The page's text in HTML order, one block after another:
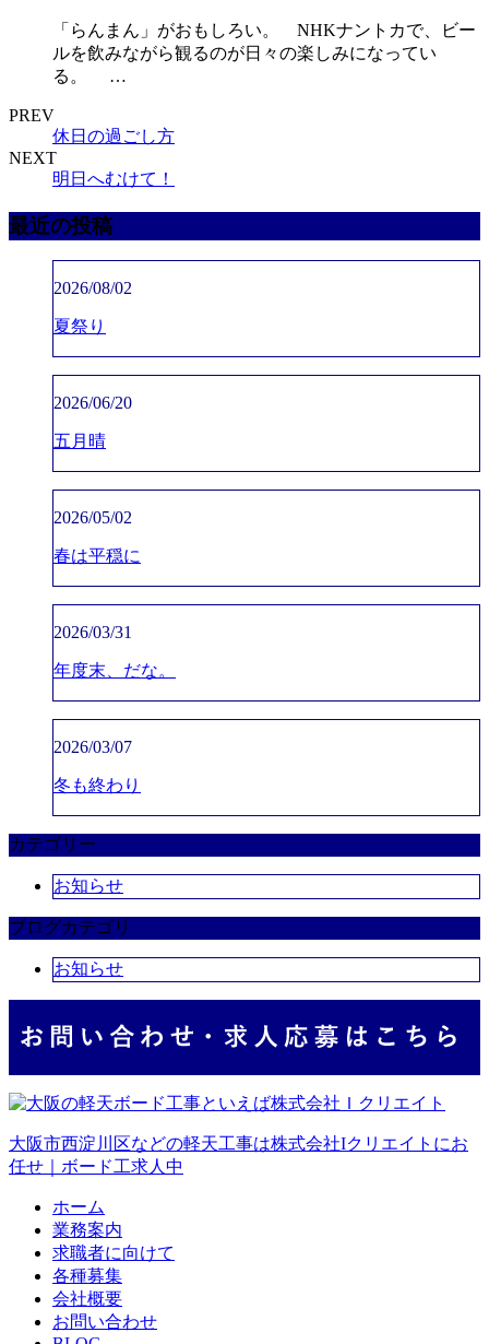
「らんまん」がおもしろい。 NHKナントカで、ビー
ルを飲みながら観るのが日々の楽しみになってい
る。 …
PREV
休日の過ごし方
NEXT
明日へむけて！
最近の投稿
2026/08/02
夏祭り
2026/06/20
五月晴
2026/05/02
春は平穏に
2026/03/31
年度末、だな。
2026/03/07
冬も終わり
カテゴリー
お知らせ
ブログカテゴリ
お知らせ
大阪市西淀川区などの軽天工事は株式会社Iクリエイトにお
任せ｜ボード工求人中
ホーム
業務案内
求職者に向けて
各種募集
会社概要
お問い合わせ